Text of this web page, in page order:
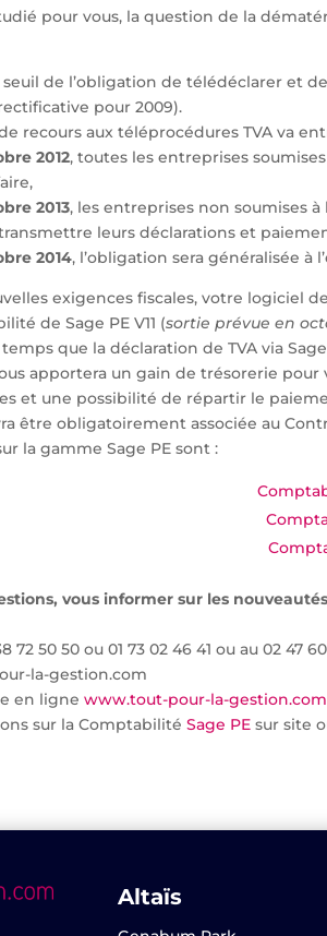
pour vous, la question de la
de l’obligation de télédéclarer et
pour 2009).
recours aux téléprocédures TVA va
2012, toutes les entreprises
2013, les entreprises non soumises
leurs déclarations et
2014, l’obligation sera généralisée à
exigences fiscales, votre logiciel
de Sage PE V11 (sortie prévue en
que la déclaration de TVA via
apportera un gain de trésorerie
et une possibilité de répartir le
être obligatoirement associée au
la gamme Sage PE sont :
vous informer sur les
50 50 ou 01 73 02 46 41 ou au 02 47
la-gestion.com
en lignewww.tout-pour-la-gestion.com
sur la ComptabilitéSage PE sur site
Altaïs